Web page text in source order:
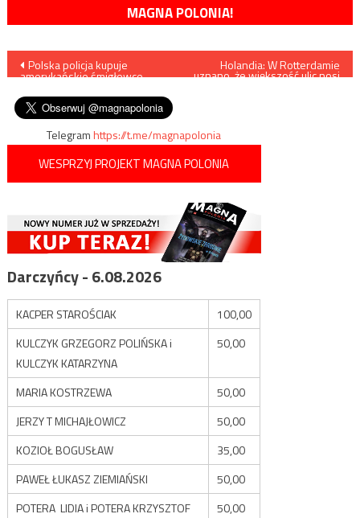
MAGNA POLONIA!
Nawigacja
wpisu
Polska policja kupuje
amerykańskie śmigłowce
Holandia: W Rotterdamie
uznano, że większość ulic nosi
Telegramhttps://t.me/magnapolonia
WESPRZYJ PROJEKT MAGNA POLONIA
Darczyńcy - 6.08.2026
KACPER STAROŚCIAK
100,00
KULCZYK GRZEGORZ POLIŃSKA i
KULCZYK KATARZYNA
50,00
MARIA KOSTRZEWA
50,00
JERZY T MICHAJŁOWICZ
50,00
KOZIOŁ BOGUSŁAW
35,00
PAWEŁ ŁUKASZ ZIEMIAŃSKI
50,00
POTERA LIDIA i POTERA KRZYSZTOF
50,00